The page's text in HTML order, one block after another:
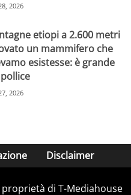
2026
etiopi a 2.600 metri
un mammifero che
esistesse: è grande
2026
Disclaimer
di T-Mediahouse